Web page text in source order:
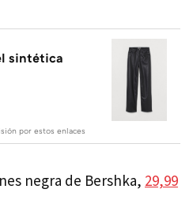
sintética
por estos enlaces
negra de Bershka, 29,99